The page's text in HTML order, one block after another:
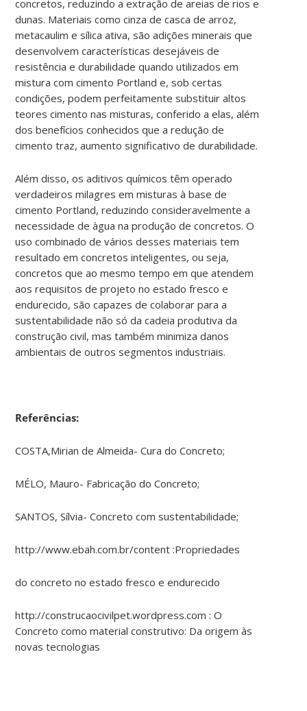
concretos, reduzindo a extração de areias de rios e
dunas. Materiais como cinza de casca de arroz,
metacaulim e sílica ativa, são adições minerais que
desenvolvem características desejáveis de
resistência e durabilidade quando utilizados em
mistura com cimento Portland e, sob certas
condições, podem perfeitamente substituir altos
teores cimento nas misturas, conferido a elas, além
dos benefícios conhecidos que a redução de
cimento traz, aumento significativo de durabilidade.
Além disso, os aditivos químicos têm operado
verdadeiros milagres em misturas à base de
cimento Portland, reduzindo consideravelmente a
necessidade de àgua na produção de concretos. O
uso combinado de vários desses materiais tem
resultado em concretos inteligentes, ou seja,
concretos que ao mesmo tempo em que atendem
aos requisitos de projeto no estado fresco e
endurecido, são capazes de colaborar para a
sustentabilidade não só da cadeia produtiva da
construção civil, mas também minimiza danos
ambientais de outros segmentos industriais.
Referências:
COSTA,Mirian de Almeida- Cura do Concreto;
MÉLO, Mauro- Fabricação do Concreto;
SANTOS, Sílvia- Concreto com sustentabilidade;
http://www.ebah.com.br/content :Propriedades
do concreto no estado fresco e endurecido
http://construcaocivilpet.wordpress.com : O
Concreto como material construtivo: Da origem às
novas tecnologias